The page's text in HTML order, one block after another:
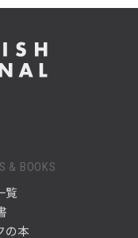
& BOOKS
覧
の本